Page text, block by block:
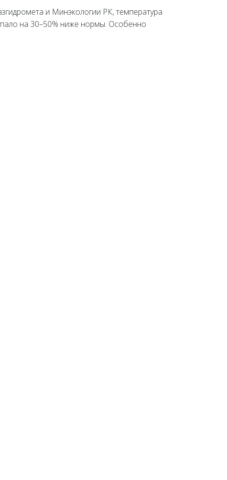
и Минэкологии РК, температура
на 30–50% ниже нормы. Особенно